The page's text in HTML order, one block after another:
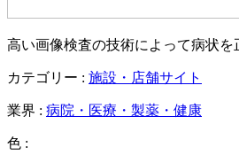
高い画像検査の技術によって病状
カテゴリー : 施設・店舗サイト
業界 : 病院・医療・製薬・健康
色 :